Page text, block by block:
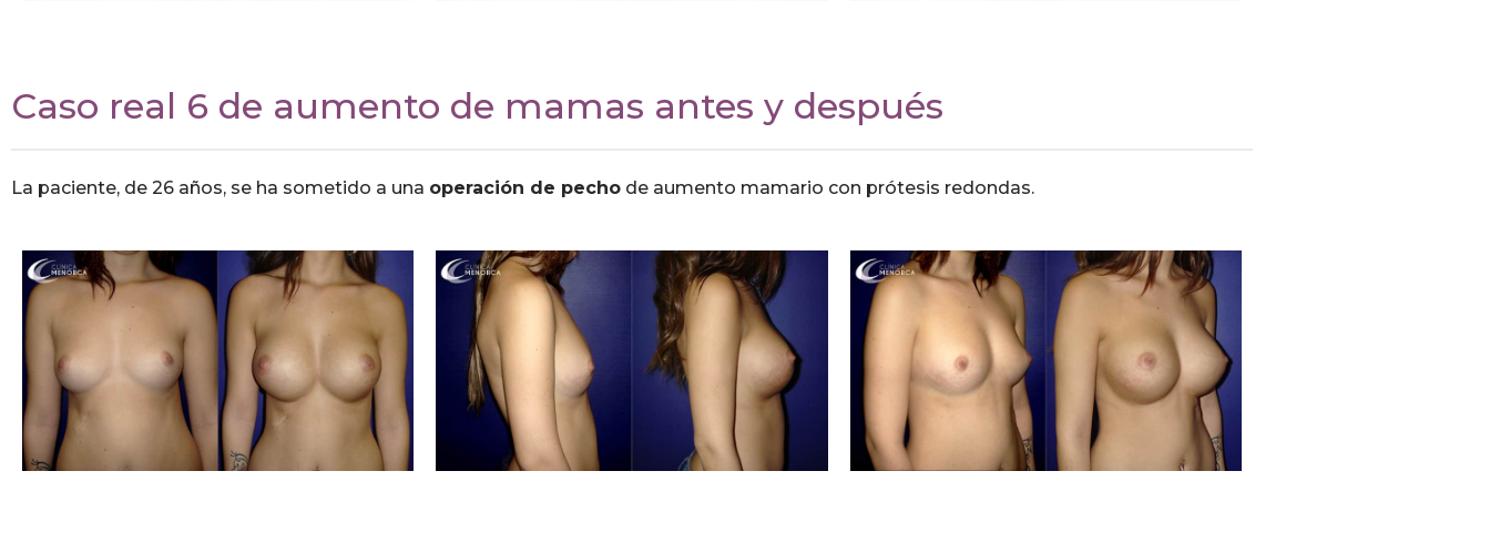
Caso real 6 de aumento de mamas antes y después
La paciente, de 26 años, se ha sometido a una operación de pecho de aumento mamario con prótesis redondas.